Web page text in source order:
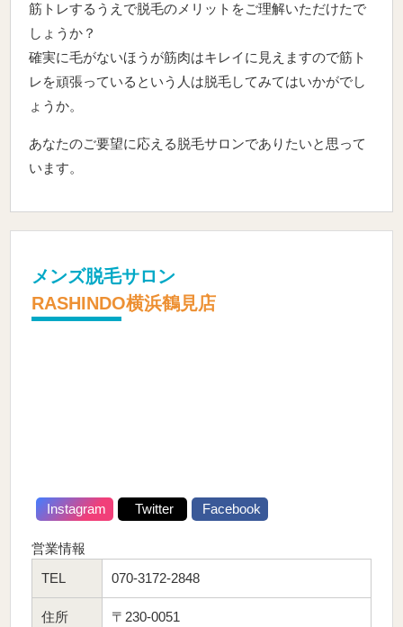
筋トレするうえで脱毛のメリットをご理解いただけたで
しょうか？
確実に毛がないほうが筋肉はキレイに見えますので筋ト
レを頑張っているという人は脱毛してみてはいかがでし
ょうか。
あなたのご要望に応える脱毛サロンでありたいと思って
います。
メンズ脱毛サロン
RASHINDO横浜鶴見店
Instagram Twitter Facebook
営業情報
TEL
070-3172-2848
住所
〒230-0051